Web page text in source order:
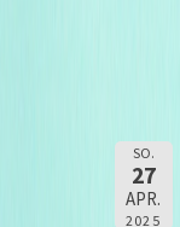
SO.
27
APR.
2025